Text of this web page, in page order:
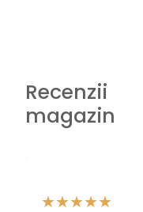
Recenzii
magazin